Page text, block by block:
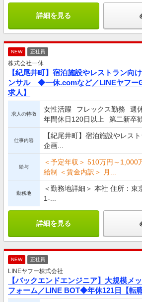
詳細を見る
NEW 正社員
株式会社一休
【紀尾井町】宿泊施設やレストラン向
ンサル ◆一休.comなど／LINEヤフー
求人】
求人の特徴
女性活躍 フレックス勤務 週
年間休日120日以上
第二新卒
仕事内容
【紀尾井町】宿泊施設やレス
企画...
給与
＜予定年収＞ 510万円～1,000
給制 ＜賃金内訳＞ 月...
勤務地
＜勤務地詳細＞ 本社 住所：東
1-...
詳細を見る
NEW 正社員
LINEヤフー株式会社
【バックエンドエンジニア】大規模メ
フォーム／LINE BOT◆年休121日【転